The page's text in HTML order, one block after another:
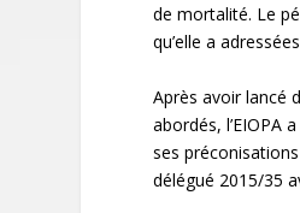
de mortalité. Le
qu’elle a
Après avoir lancé
abordés, l’EIOPA
ses
délégué 2015/35